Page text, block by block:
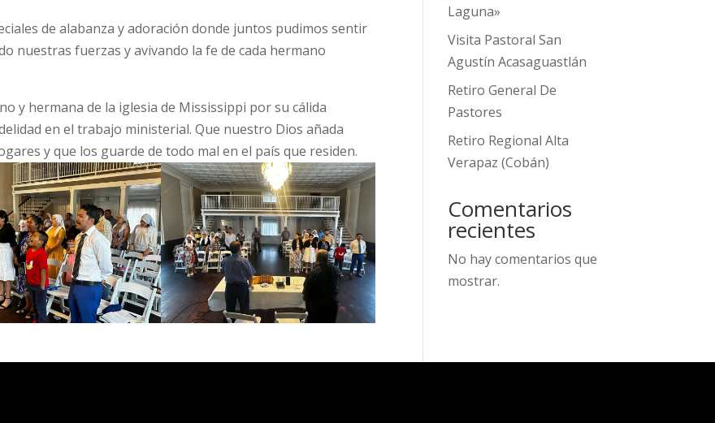
de alabanza y adoración donde juntos pudimos sentir
nuestras fuerzas y avivando la fe de cada hermano
y hermana de la iglesia de Mississippi por su cálida
en el trabajo ministerial. Que nuestro Dios añada
y que los guarde de todo mal en el país que residen.
Laguna»
Visita Pastoral San
Agustín Acasaguastlán
Retiro General De
Pastores
Retiro Regional Alta
Verapaz (Cobán)
Comentarios
recientes
No hay comentarios que
mostrar.